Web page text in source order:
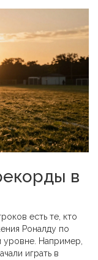
в
есть те, кто
Роналду по
уровне. Например,
играть в